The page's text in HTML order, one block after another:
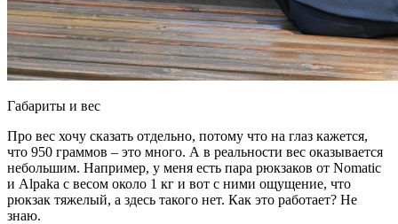
Габариты и вес
Про вес хочу сказать отдельно, потому что на глаз кажется,
что 950 граммов – это много. А в реальности вес оказывается
небольшим. Например, у меня есть пара рюкзаков от Nomatic
и Alpaka с весом около 1 кг и вот с ними ощущение, что
рюкзак тяжелый, а здесь такого нет. Как это работает? Не
знаю.